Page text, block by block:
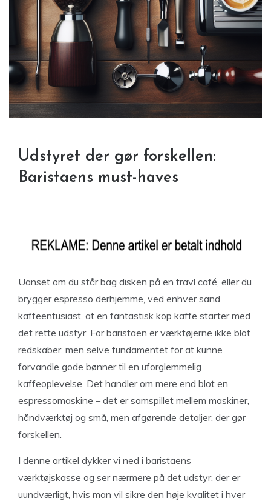
Udstyret der gør forskellen:
Baristaens must-haves
Uanset om du står bag disken på en travl café, eller du
brygger espresso derhjemme, ved enhver sand
kaffeentusiast, at en fantastisk kop kaffe starter med
det rette udstyr. For baristaen er værktøjerne ikke blot
redskaber, men selve fundamentet for at kunne
forvandle gode bønner til en uforglemmelig
kaffeoplevelse. Det handler om mere end blot en
espressomaskine – det er samspillet mellem maskiner,
håndværktøj og små, men afgørende detaljer, der gør
forskellen.
I denne artikel dykker vi ned i baristaens
værktøjskasse og ser nærmere på det udstyr, der er
uundværligt, hvis man vil sikre den høje kvalitet i hver